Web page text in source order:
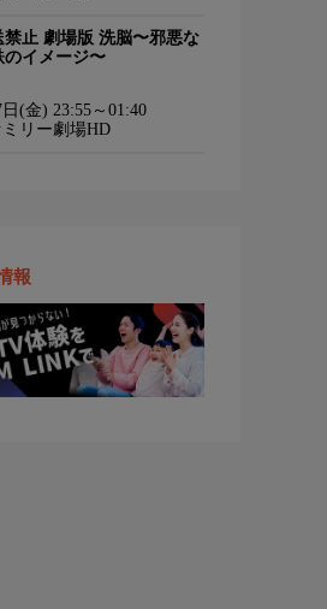
禁止 劇場版 洗脳〜邪悪な
のイメージ〜
(金) 23:55～01:40
ミリー劇場HD
報